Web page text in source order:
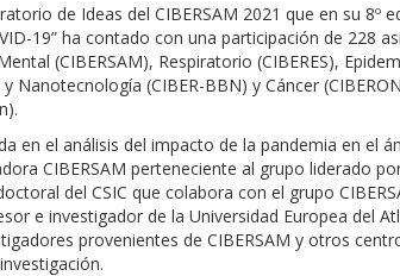
de Ideas del CIBERSAM 2021 que en su 8º
19” ha contado con una participación de 228
(CIBERSAM), Respiratorio (CIBERES),
Nanotecnología (CIBER-BBN) y Cáncer
en el análisis del impacto de la pandemia en el
CIBERSAM perteneciente al grupo liderado
del CSIC que colabora con el grupo
e investigador de la Universidad Europea del
provenientes de CIBERSAM y otros